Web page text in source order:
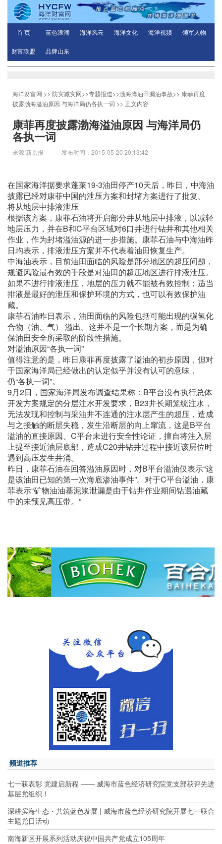
首 页 蓝色浪潮 海洋风云 海洋文化 海洋视频 领军人物
财富联盟 品牌山东
海洋财富网 >> 防灾减灾网>>专题报道>>渤海湾油田漏油事故>> 康菲再度
披露渤海溢油原因 与海洋局仍各执一词 >> 正文内容
康菲再度披露渤海溢油原因 与海洋局仍
各执一词
来源:新京报 发布时间：2015-05-20 20:13:42
在国家海洋据要求蓬莱19-3油田停产10天后，昨日，中海油
披露已经对康菲中国的泄压方案和封堵方案进行了批复。
将从地层中排液泄压
根据该方案，康菲石油将开启部分井从地层中排液，以减轻
地层压力，并在B和C平台区域对6口井进行钻井和其他相关
作业，作为封堵溢油源的进一步措施。康菲石油与中海油昨
日均表示，排液泄压方案并不代表着油田恢复生产。
中海油表示，目前油田面临的风险是部分地区的超压问题，
规避风险最有效的手段是对油田的超压地区进行排液泄压。
如果不进行排液泄压，地层的压力就不能被有效控制；适当
排液是最好的泄压和保护环境的方式，也可以有效保护油
藏。
康菲石油昨日表示，油田面临的风险包括可能出现的碳氢化
合物（油、气） 溢出。这并不是一个长期方案，而是为确
保油田安全所采取的阶段性措施。
对溢油原因“各执一词”
值得注意的是，昨日康菲再度披露了溢油的初步原因，但对
于国家海洋局已经做出的认定似乎并没有认可的意味，
仍“各执一词”。
9月2日，国家海洋局发布调查结果称：B平台没有执行总体
开发方案规定的分层注水开发要求，B23井长期笼统注水，
无法发现和控制与采油井不连通的注水层产生的超压，造成
与之接触的断层失稳，发生沿断层的向上窜流，这是B平台
溢油的直接原因。C平台未进行安全性论证，擅自将注入层
上提至接近油层底部，造成C20井钻井过程中接近该层位时
遇到高压发生井涌。
昨日，康菲石油在回答溢油原因时，对B平台溢油仅表示“这
是该油田已知的第一次海底渗油事件”。对于C平台溢油，康
菲表示“矿物油油基泥浆泄漏是由于钻井作业期间钻遇油藏
中的未预见高压带。”
频道推荐
七一获表彰 党建启新程 —— 威海市蓝色经济研究院党支部获评先进
基层党组织！
深耕滨海生态・共筑蓝色发展 | 威海市蓝色经济研究院开展七一联合
主题党日活动
南海新区开展系列活动庆祝中国共产党成立105周年